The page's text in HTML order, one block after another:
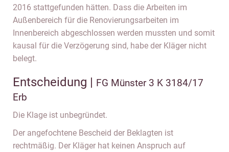
2016 stattgefunden hätten. Dass die Arbeiten im
Außenbereich für die Renovierungsarbeiten im
Innenbereich abgeschlossen werden mussten und somit
kausal für die Verzögerung sind, habe der Kläger nicht
belegt.
Entscheidung | FG Münster 3 K 3184/17
Erb
Die Klage ist unbegründet.
Der angefochtene Bescheid der Beklagten ist
rechtmäßig. Der Kläger hat keinen Anspruch auf